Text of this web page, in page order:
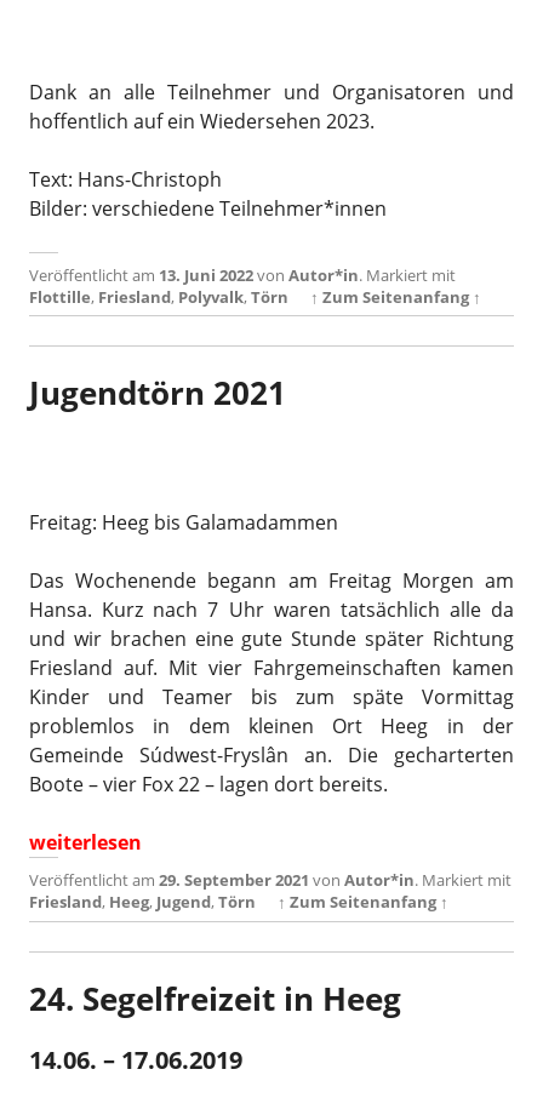
Dank an alle Teilnehmer und Organisatoren und
hoffentlich auf ein Wiedersehen 2023.
Text: Hans-Christoph
Bilder: verschiedene Teilnehmer*innen
Veröffentlicht am 13. Juni 2022von Autor*in. Markiert mit
Flottille, Friesland, Polyvalk,Törn ↑ Zum Seitenanfang ↑
Jugendtörn 2021
Freitag: Heeg bis Galamadammen
Das Wochenende begann am Freitag Morgen am
Hansa. Kurz nach 7 Uhr waren tatsächlich alle da
und wir brachen eine gute Stunde später Richtung
Friesland auf. Mit vier Fahrgemeinschaften kamen
Kinder und Teamer bis zum späte Vormittag
problemlos in dem kleinen Ort Heeg in der
Gemeinde Súdwest-Fryslân an. Die gecharterten
Boote – vier Fox 22 – lagen dort bereits.
„Jugendtörn 2021“
weiterlesen
Veröffentlicht am 29. September 2021 von Autor*in. Markiert mit
Friesland, Heeg, Jugend,Törn ↑ Zum Seitenanfang ↑
24. Segelfreizeit in Heeg
14.06. – 17.06.2019